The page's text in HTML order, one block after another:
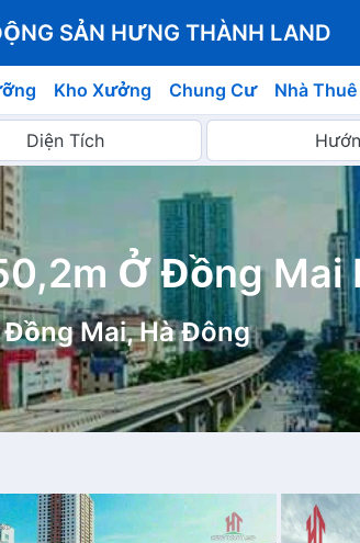
SẢN HƯNG THÀNH LAND
Kho Xưởng Chung Cư Nhà Thuê
Ở Đồng Mai
Đồng Mai, Hà Đông